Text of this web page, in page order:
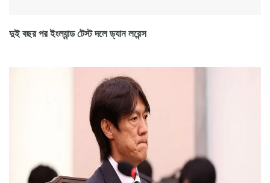
দুই বছর পর ইংল্যান্ড টেস্ট দলে ড্যান লরেন্স